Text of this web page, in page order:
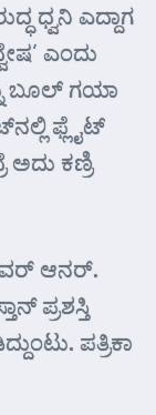
ಧ್ವನಿ ಎದ್ದಾಗ
ಎಂದು
ಬೂಲ್ ಗಯಾ
ಫ್ಲೈಟ್
ಅದು ಕಣ್ರಿ
ಆನರ್‍.
ಪ್ರಶಸ್ತಿ
ಪತ್ರಿಕಾ